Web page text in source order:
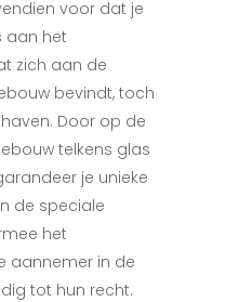
voor dat je
aan het
zich aan de
bevindt, toch
Door op de
telkens glas
je unieke
de speciale
het
aannemer in de
tot hun recht.